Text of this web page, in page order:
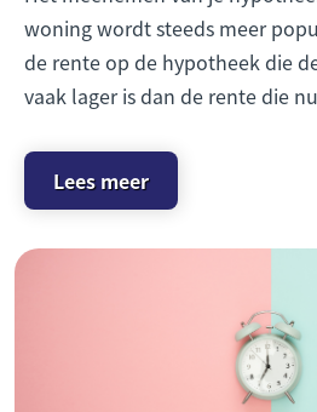
woning wordt steeds meer
de rente op de hypotheek die
vaak lager is dan de rente die
Lees meer